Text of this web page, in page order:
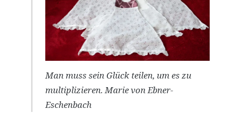
Man muss sein Glück teilen, um es zu
multiplizieren. Marie von Ebner-
Eschenbach